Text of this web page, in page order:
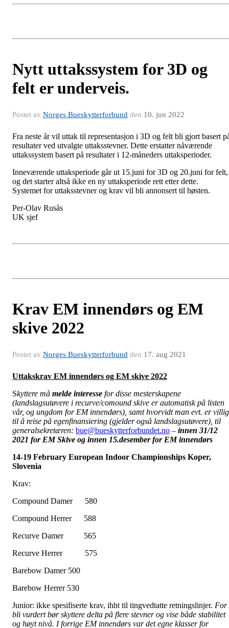
Nytt uttakssystem for 3D og
felt er underveis.
Postet av Norges Bueskytterforbund den 10. jun 2022
Fra neste år vil uttak til representasjon i 3D og felt bli gjort basert
resultater ved utvalgte uttaksstevner. Dette erstatter nåværende
uttakssystem basert på resultater i 12-måneders uttaksperioder.
Inneværende uttaksperiode går ut 15.juni for 3D og 20.juni for felt,
og det starter altså ikke en ny uttaksperiode rett etter dette.
Systemet for uttaksstevner og krav vil bli annonsert til høsten.
Per-Olav Rusås
UK sjef
Krav EM innendørs og EM
skive 2022
Postet av Norges Bueskytterforbund den 17. aug 2021
Uttakskrav EM innendørs og EM skive 2022
Skyttere må melde interesse for disse mesterskapene
(landslagsutøvere i recurve/comound skive er automatisk på listen
vår, og ungdom for EM innendørs), samt hvorvidt man evt. er villig
til å reise på egenfinansiering (gjelder også landslagsutøvere), til
generalsekretæren: bue@bueskytterforbundet.no – innen 31/12
2021 for EM Skive og innen 15.desember for EM innendørs
14-19 February European Indoor Championships Koper,
Slovenia
Krav:
Compound Damer 580
Compound Herrer 588
Recurve Damer 565
Recurve Herrer 575
Barebow Damer 500
Barebow Herrer 530
Junior: ikke spesifiserte krav, ihht til tingvedtatte retningslinjer. For
bli vurdert bør skyttere delta på flere stevner og vise både stabilitet
og høyt nivå. I forrige EM innendørs var det egne klasser for